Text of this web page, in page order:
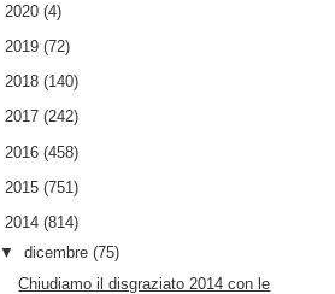
2020 (4)
2019 (72)
2018 (140)
2017 (242)
2016 (458)
2015 (751)
2014 (814)
▼ dicembre (75)
Chiudiamo il disgraziato 2014 con le